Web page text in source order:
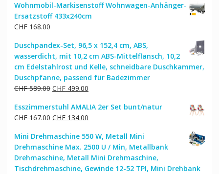
war:
CHF 94.00
ist:
CHF 81.00.
Wohnmobil-Markisenstoff Wohnwagen-Anhänger-
Ersatzstoff 433x240cm
CHF168.00
Duschpandex-Set, 96,5 x 152,4 cm, ABS,
wasserdicht, mit 10,2 cm ABS-Mittelflansch, 10,2
cm Edelstahlrost und Kelle, schneidbare Duschkammer,
Duschpfanne, passend für Badezimmer
CHF589.00 Ursprünglicher
war:
CHF 589.00
CHF499.00Aktueller
ist:
CHF 499.00.
Esszimmerstuhl AMALIA 2er Set bunt/natur
CHF167.00 Ursprünglicher
war:
CHF 167.00
CHF134.00Aktueller
ist:
CHF 134.00.
Mini Drehmaschine 550 W, Metall Mini
Drehmaschine Max. 2500 U / Min, Metallbank
Drehmaschine, Metall Mini Drehmaschine,
Tischdrehmaschine, Gewinde 12-52 TPI, Mini Drehbank